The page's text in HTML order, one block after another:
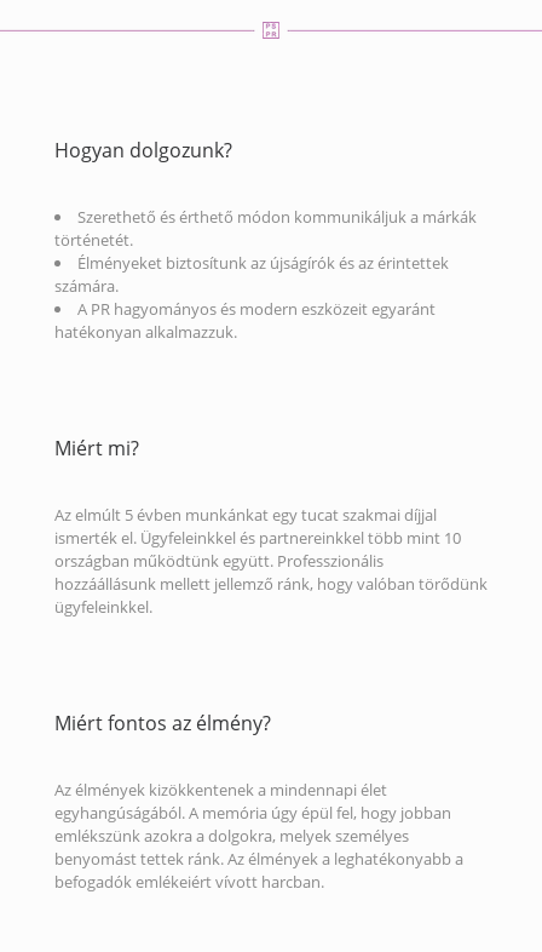
Hogyan dolgozunk?
Szerethető és érthető módon kommunikáljuk a márkák
történetét.
Élményeket biztosítunk az újságírók és az érintettek
számára.
A PR hagyományos és modern eszközeit egyaránt
hatékonyan alkalmazzuk.
Miért mi?
Az elmúlt 5 évben munkánkat egy tucat szakmai díjjal
ismerték el. Ügyfeleinkkel és partnereinkkel több mint 10
országban működtünk együtt. Professzionális
hozzáállásunk mellett jellemző ránk, hogy valóban törődünk
ügyfeleinkkel.
Miért fontos az élmény?
Az élmények kizökkentenek a mindennapi élet
egyhangúságából. A memória úgy épül fel, hogy jobban
emlékszünk azokra a dolgokra, melyek személyes
benyomást tettek ránk. Az élmények a leghatékonyabb a
befogadók emlékeiért vívott harcban.